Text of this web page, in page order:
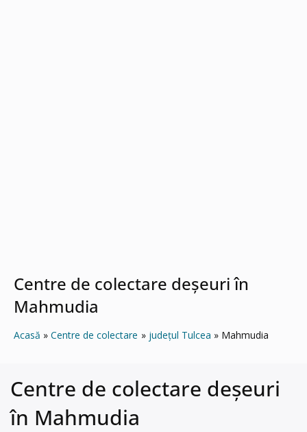
Centre de colectare deșeuri în
Mahmudia
Acasă Centre de colectare județul Tulcea Mahmudia
Centre de colectare deșeuri
în Mahmudia